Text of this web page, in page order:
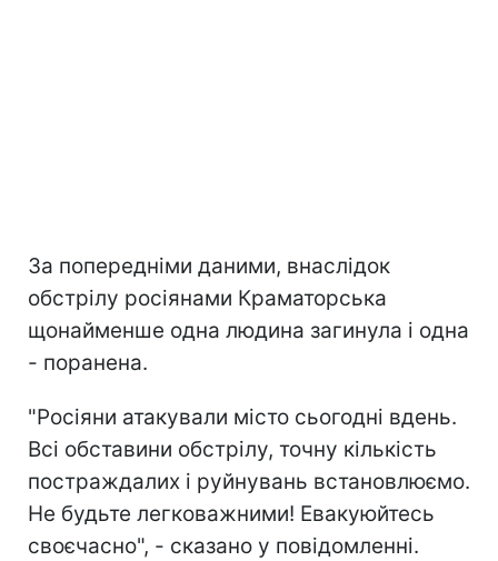
За попередніми даними, внаслідок
обстрілу росіянами Краматорська
щонайменше одна людина загинула і одна
- поранена.
"Росіяни атакували місто сьогодні вдень.
Всі обставини обстрілу, точну кількість
постраждалих і руйнувань встановлюємо.
Не будьте легковажними! Евакуюйтесь
своєчасно", - сказано у повідомленні.